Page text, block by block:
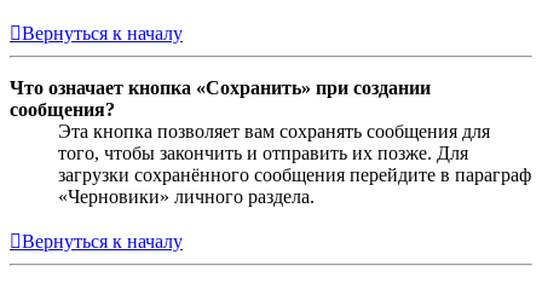
Вернуться к началу
Что означает кнопка «Сохранить» при создании
сообщения?
Эта кнопка позволяет вам сохранять сообщения для
того, чтобы закончить и отправить их позже. Для
загрузки сохранённого сообщения перейдите в параграф
«Черновики» личного раздела.
Вернуться к началу